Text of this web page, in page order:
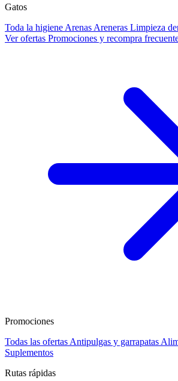
Gatos
Toda la higiene Arenas Areneras Limpieza
Ver ofertas Promociones y recompra
Promociones
Todas las ofertas Antipulgas y garrapatas
Suplementos
Rutas rápidas